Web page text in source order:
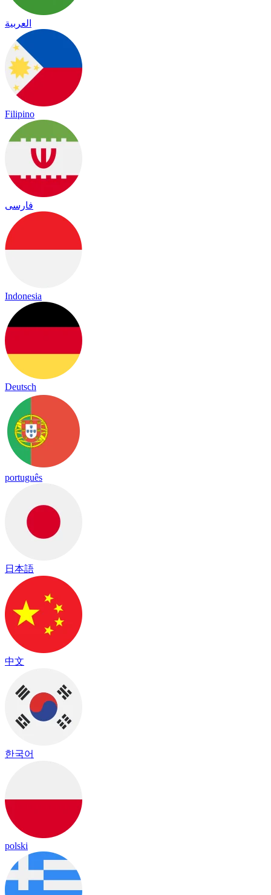
العربية
Filipino
فارسی
Indonesia
Deutsch
português
日本語
中文
한국어
polski